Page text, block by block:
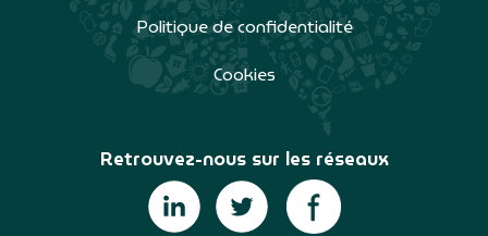
Politique de confidentialité
Cookies
Retrouvez-nous sur les réseaux